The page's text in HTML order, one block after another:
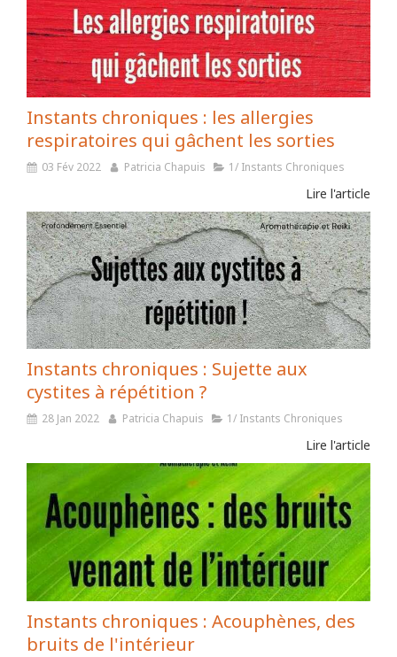
Instants chroniques : les allergies
respiratoires qui gâchent les sorties
03 Fév 2022 Patricia Chapuis 1/ Instants Chroniques
Lire l'article
Instants chroniques : Sujette aux
cystites à répétition ?
28 Jan 2022 Patricia Chapuis 1/ Instants Chroniques
Lire l'article
Instants chroniques : Acouphènes, des
bruits de l'intérieur